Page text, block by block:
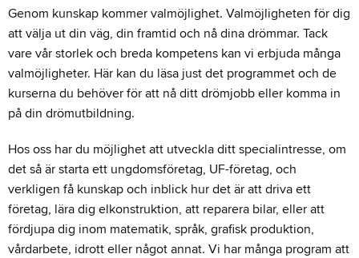
Genom kunskap kommer valmöjlighet. Valmöjligheten för dig
att välja ut din väg, din framtid och nå dina drömmar. Tack
vare vår storlek och breda kompetens kan vi erbjuda många
valmöjligheter. Här kan du läsa just det programmet och de
kurserna du behöver för att nå ditt drömjobb eller komma in
på din drömutbildning.
Hos oss har du möjlighet att utveckla ditt specialintresse, om
det så är starta ett ungdomsföretag, UF-företag, och
verkligen få kunskap och inblick hur det är att driva ett
företag, lära dig elkonstruktion, att reparera bilar, eller att
fördjupa dig inom matematik, språk, grafisk produktion,
vårdarbete, idrott eller något annat. Vi har många program att